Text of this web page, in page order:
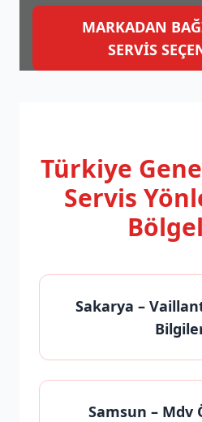
MARKADAN
SERVİS
Türkiye
Servis
Sakarya –
Samsun – Mdv